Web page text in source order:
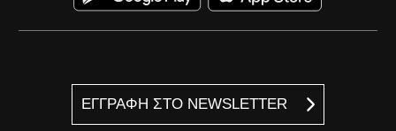
ΕΓΓΡΑΦΗ ΣΤΟ NEWSLETTER